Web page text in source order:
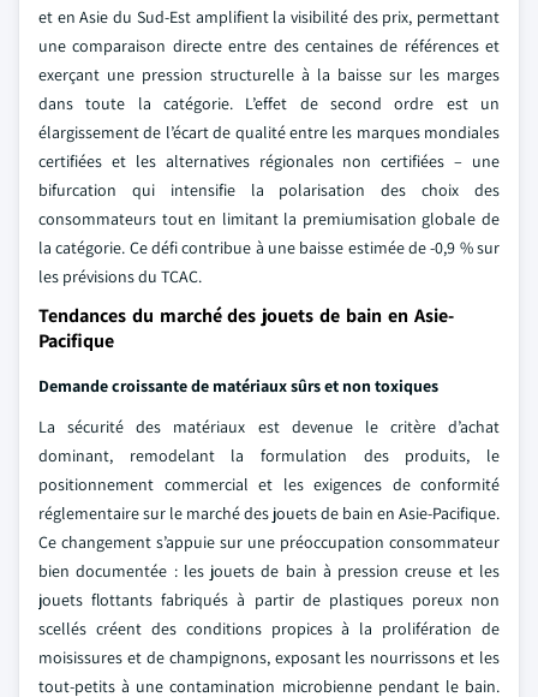
et en Asie du Sud-Est amplifient la visibilité des prix, permettant
une comparaison directe entre des centaines de références et
exerçant une pression structurelle à la baisse sur les marges
dans toute la catégorie. L’effet de second ordre est un
élargissement de l’écart de qualité entre les marques mondiales
certifiées et les alternatives régionales non certifiées – une
bifurcation qui intensifie la polarisation des choix des
consommateurs tout en limitant la premiumisation globale de
la catégorie. Ce défi contribue à une baisse estimée de -0,9 % sur
les prévisions du TCAC.
Tendances du marché des jouets de bain en Asie-
Pacifique
Demande croissante de matériaux sûrs et non toxiques
La sécurité des matériaux est devenue le critère d’achat
dominant, remodelant la formulation des produits, le
positionnement commercial et les exigences de conformité
réglementaire sur le marché des jouets de bain en Asie-Pacifique.
Ce changement s’appuie sur une préoccupation consommateur
bien documentée : les jouets de bain à pression creuse et les
jouets flottants fabriqués à partir de plastiques poreux non
scellés créent des conditions propices à la prolifération de
moisissures et de champignons, exposant les nourrissons et les
tout-petits à une contamination microbienne pendant le bain.